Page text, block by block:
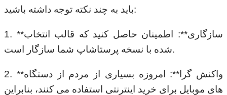
باید به چند نکته توجه داشته باشید:
1. **سازگاری**: اطمینان حاصل کنید که قالب انتخاب
شده با نسخه پرستاشاپ شما سازگار است.
2. **واکنش گرا**: امروزه بسیاری از مردم از دستگاه
های موبایل برای خرید اینترنتی استفاده می کنند، بنابراین